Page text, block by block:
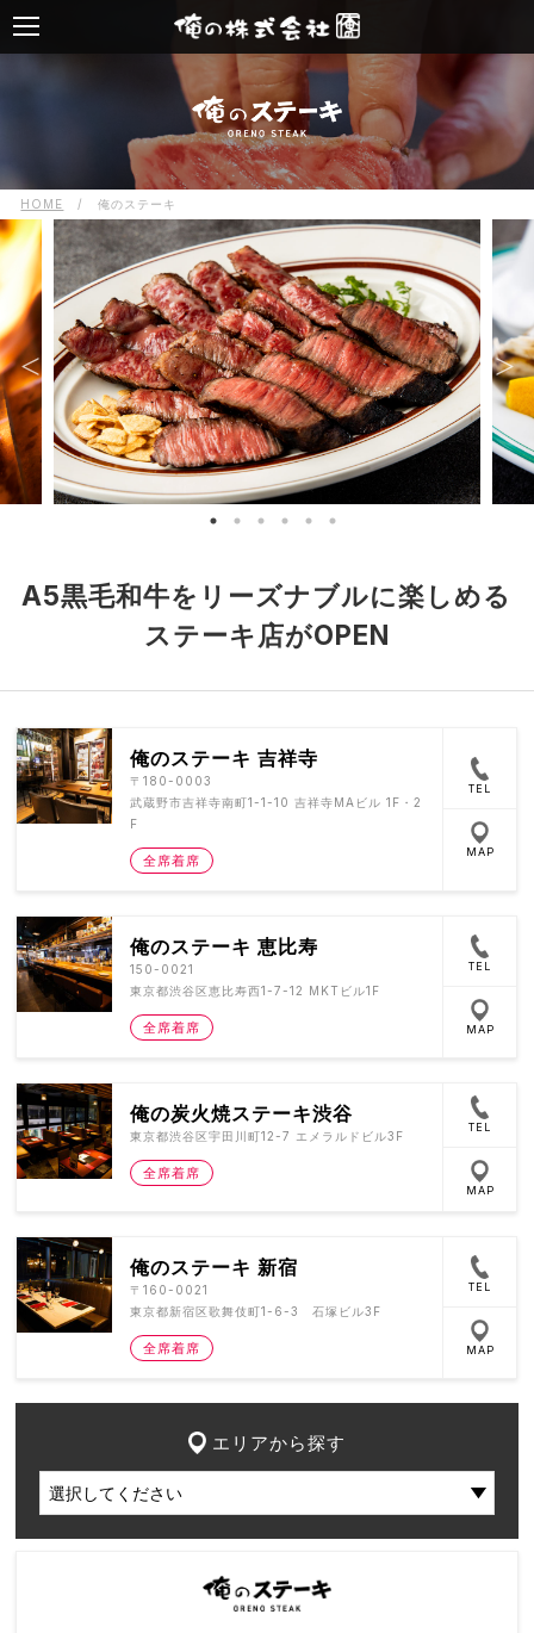
HOME / 俺のステーキ
A5黒毛和牛をリーズナブルに楽しめる
ステーキ店がOPEN
俺のステーキ 吉祥寺
〒180-0003
武蔵野市吉祥寺南町1-1-10 吉祥寺MAビル 1F・2
F
全席着席
TEL
MAP
俺のステーキ 恵比寿
150-0021
東京都渋谷区恵比寿西1-7-12 MKTビル1F
全席着席
TEL
MAP
俺の炭火焼ステーキ渋谷
東京都渋谷区宇田川町12-7 エメラルドビル3F
全席着席
TEL
MAP
俺のステーキ 新宿
〒160-0021
東京都新宿区歌舞伎町1-6-3 石塚ビル3F
全席着席
TEL
MAP
エリアから探す